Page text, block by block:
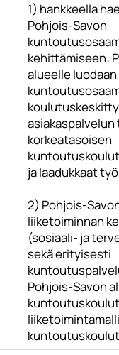
1) hankkeella
Pohjois-Savon
kehittämiseen:
alueelle luodaan
korkeatasoisen
ja laadukkaat
2) Pohjois-
liiketoiminnan
(sosiaali- ja
sekä erityisesti
Pohjois-Savon